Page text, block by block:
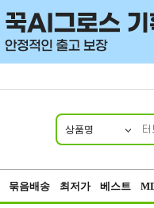
상품명
묶음배송 최저가 베스트